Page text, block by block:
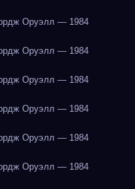
Оруэлл — 1984
Оруэлл — 1984
Оруэлл — 1984
Оруэлл — 1984
Оруэлл — 1984
Оруэлл — 1984